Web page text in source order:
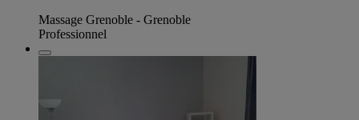
Massage Grenoble - Grenoble
Professionnel